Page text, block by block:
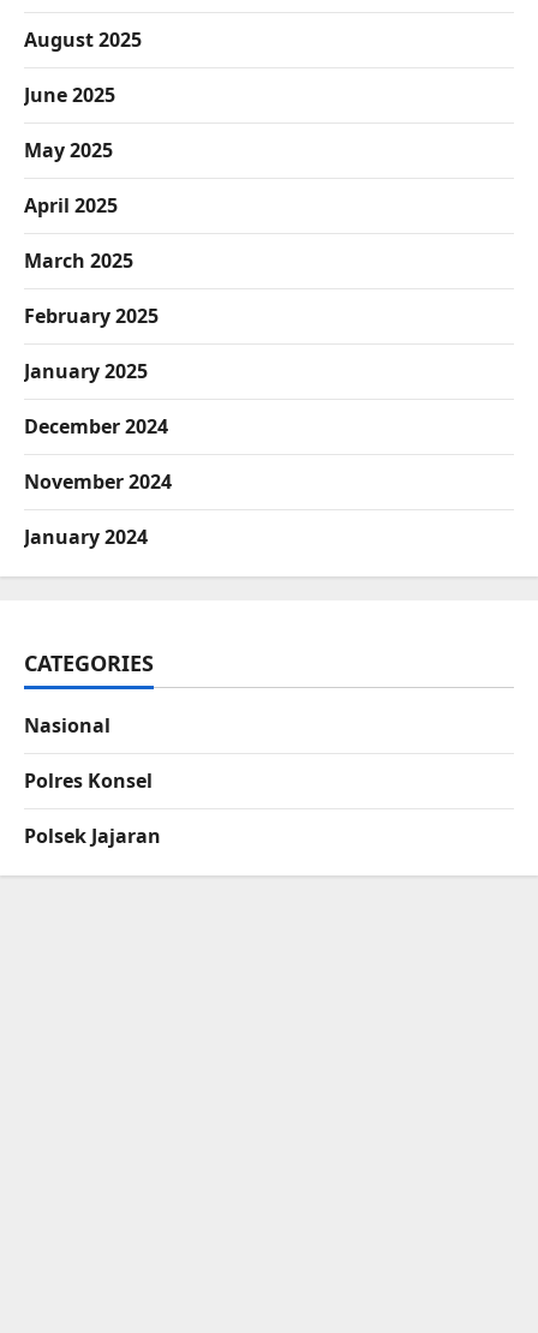
August 2025
June 2025
May 2025
April 2025
March 2025
February 2025
January 2025
December 2024
November 2024
January 2024
CATEGORIES
Nasional
Polres Konsel
Polsek Jajaran